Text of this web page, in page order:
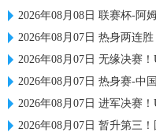
2026年08月08日 联赛杯-阿姆
2026年08月07日 热身两连胜！拜
2026年08月07日 无缘决赛！U17上
2026年08月07日 热身赛-中国女
2026年08月07日 进军决赛！U17国
2026年08月07日 暂升第三！国安4-